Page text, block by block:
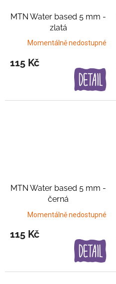
MTN Water based 5 mm -
zlatá
Momentálně nedostupné
115 Kč
MTN Water based 5 mm -
černá
Momentálně nedostupné
115 Kč